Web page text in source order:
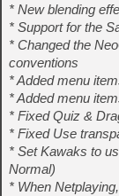
* New blending
* Support for the
* Changed the
conventions
* Added menu
* Added menu
* Fixed Quiz &
* Fixed Use
* Set Kawaks to
Normal)
* When